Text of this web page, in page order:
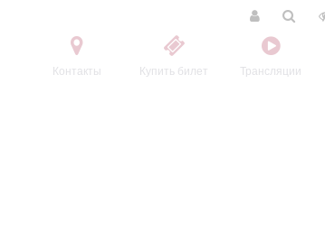
Контакты Купить билет Трансляции